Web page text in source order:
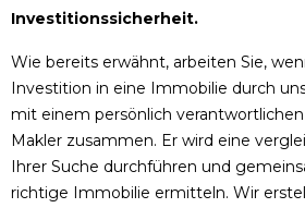
Investitionssicherheit.
Wie bereits erwähnt, arbeiten Sie,
Investition in eine Immobilie durch
mit einem persönlich
Makler zusammen. Er wird eine
Ihrer Suche durchführen und
richtige Immobilie ermitteln. Wir